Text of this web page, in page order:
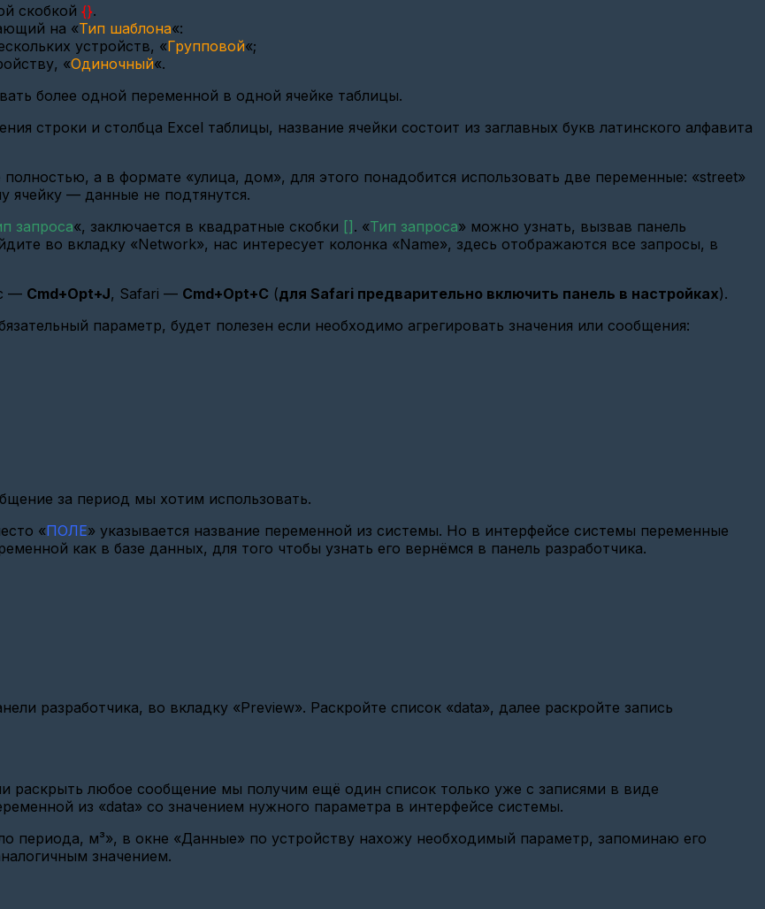
скобкой {}.
на «Тип шаблона«:
устройств, «Групповой«;
«Одиночный«.
более одной переменной в одной ячейке таблицы.
строки и столбца Excel таблицы, название ячейки состоит из заглавных букв латинского алфавита
а в формате «улица, дом», для этого понадобится использовать две переменные: «street»
ячейку — данные не подтянутся.
запроса«, заключается в квадратные скобки []. «Тип запроса» можно узнать, вызвав панель
во вкладку «Network», нас интересует колонка «Name», здесь отображаются все запросы, в
— Cmd+Opt+J, Safari — Cmd+Opt+C (для Safari предварительно включить панель в настройках).
параметр, будет полезен если необходимо агрегировать значения или сообщения:
за период мы хотим использовать.
«ПОЛЕ» указывается название переменной из системы. Но в интерфейсе системы переменные
как в базе данных, для того чтобы узнать его вернёмся в панель разработчика.
разработчика, во вкладку «Preview». Раскройте список «data», далее раскройте запись
любое сообщение мы получим ещё один список только уже с записями в виде
из «data» со значением нужного параметра в интерфейсе системы.
периода, м³», в окне «Данные» по устройству нахожу необходимый параметр, запоминаю его
значением.